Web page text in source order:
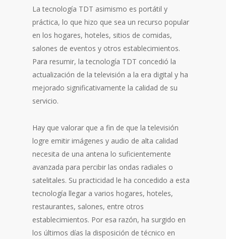
La tecnología TDT asimismo es portátil y
práctica, lo que hizo que sea un recurso popular
en los hogares, hoteles, sitios de comidas,
salones de eventos y otros establecimientos.
Para resumir, la tecnología TDT concedió la
actualización de la televisión a la era digital y ha
mejorado significativamente la calidad de su
servicio.
Hay que valorar que a fin de que la televisión
logre emitir imágenes y audio de alta calidad
necesita de una antena lo suficientemente
avanzada para percibir las ondas radiales o
satelitales. Su practicidad le ha concedido a esta
tecnología llegar a varios hogares, hoteles,
restaurantes, salones, entre otros
establecimientos. Por esa razón, ha surgido en
los últimos días la disposición de técnico en